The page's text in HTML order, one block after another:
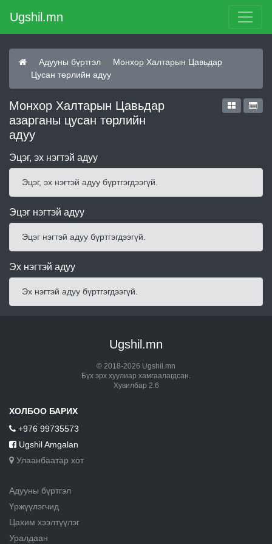
Ugshil.mn
Адууны бүртгэл
Монхор Халтарын Цавьдар
Цусан төрлийн адуу
Монхор Халтарын Цавьдар
азарганы цусан төрлийн
адуу
Эцэг, эх нэгтэй адуу
Эцэг, эх нэгтэй адуу бүртгэгдээгүй.
Эцэг нэгтэй адуу
Эцэг нэгтэй адуу бүртгэгдээгүй.
Эх нэгтэй адуу
Эх нэгтэй адуу бүртгэгдээгүй.
Ugshil.mn
© 2018-2026 Ugshil.mn
Бүх эрх хуулиар хамгаалагдсан.
Хувилбар 2.6
ХОЛБОО БАРИХ
+976 99735573
Ugshil Amgalan
Улаанбаатар хот
Адууны бүртгэл
Үржүүлэгчид
Цахим хээлтүүлэг
Уралдаан